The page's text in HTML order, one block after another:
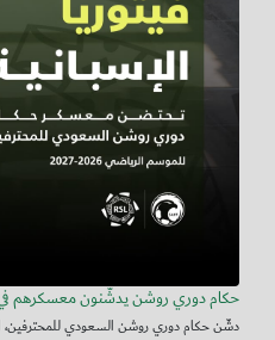
حكام دوري روشن يدشّنون معسكرهم في
دشّن حكام دوري روشن السعودي للمحترفين،